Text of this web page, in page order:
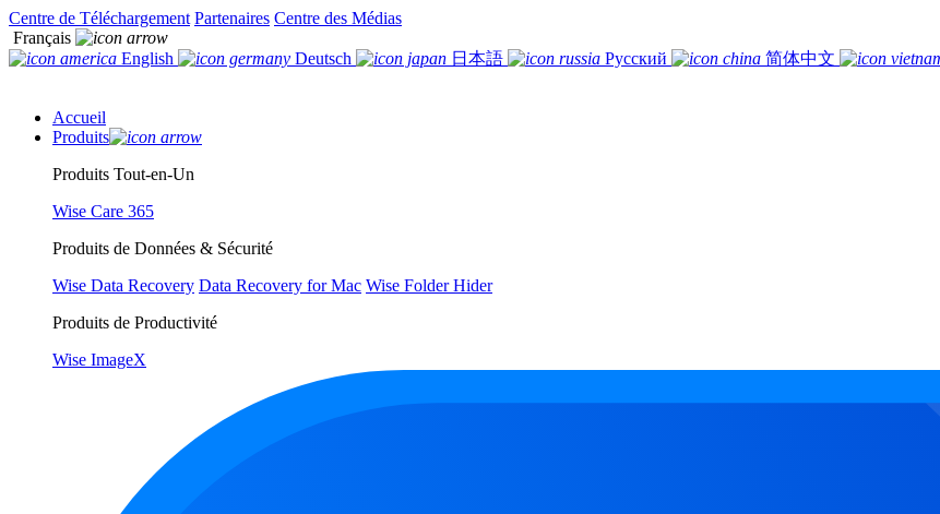
Centre de Téléchargement Partenaires Centre des Médias
Français
English
Deutsch 日本語 Русский 简体中文
Accueil
Produits
Produits Tout-en-Un
Wise Care 365
Produits de Données & Sécurité
Wise Data Recovery Data Recovery for Mac Wise Folder Hider
Produits de Productivité
Wise ImageX